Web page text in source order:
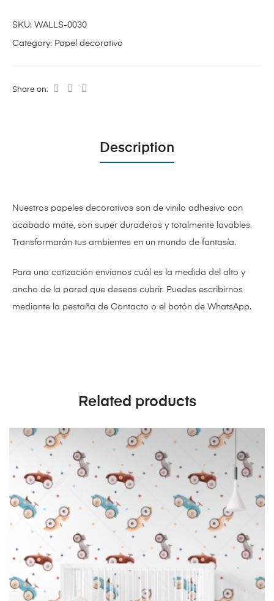
SKU: WALLS-0030
Category: Papel decorativo
Share on:
Description
Nuestros papeles decorativos son de vinilo adhesivo con
acabado mate, son super duraderos y totalmente lavables.
Transformarán tus ambientes en un mundo de fantasía.
Para una cotización envíanos cuál es la medida del alto y
ancho de la pared que deseas cubrir. Puedes escribirnos
mediante la pestaña de Contacto o el botón de WhatsApp.
Related products